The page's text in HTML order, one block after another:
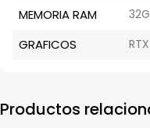
MEMORIA RAM
GRAFICOS
Productos